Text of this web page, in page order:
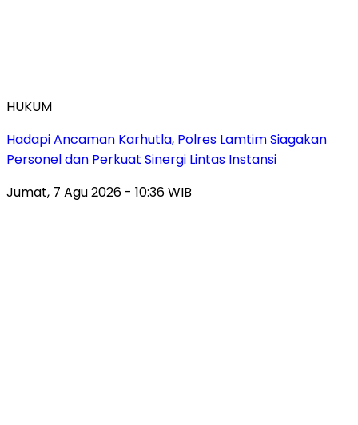
HUKUM
Hadapi Ancaman Karhutla, Polres Lamtim Siagakan
Personel dan Perkuat Sinergi Lintas Instansi
Jumat, 7 Agu 2026 - 10:36 WIB